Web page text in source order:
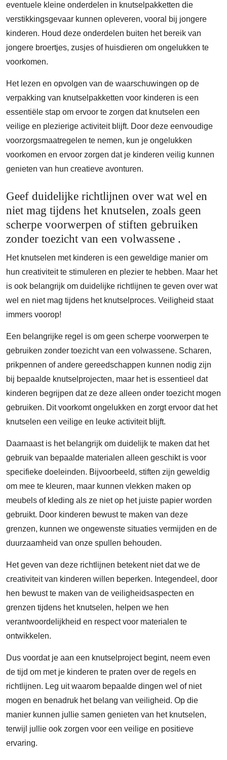
eventuele kleine onderdelen in knutselpakketten die
verstikkingsgevaar kunnen opleveren, vooral bij jongere
kinderen. Houd deze onderdelen buiten het bereik van
jongere broertjes, zusjes of huisdieren om ongelukken te
voorkomen.
Het lezen en opvolgen van de waarschuwingen op de
verpakking van knutselpakketten voor kinderen is een
essentiële stap om ervoor te zorgen dat knutselen een
veilige en plezierige activiteit blijft. Door deze eenvoudige
voorzorgsmaatregelen te nemen, kun je ongelukken
voorkomen en ervoor zorgen dat je kinderen veilig kunnen
genieten van hun creatieve avonturen.
Geef duidelijke richtlijnen over wat wel en
niet mag tijdens het knutselen, zoals geen
scherpe voorwerpen of stiften gebruiken
zonder toezicht van een volwassene .
Het knutselen met kinderen is een geweldige manier om
hun creativiteit te stimuleren en plezier te hebben. Maar het
is ook belangrijk om duidelijke richtlijnen te geven over wat
wel en niet mag tijdens het knutselproces. Veiligheid staat
immers voorop!
Een belangrijke regel is om geen scherpe voorwerpen te
gebruiken zonder toezicht van een volwassene. Scharen,
prikpennen of andere gereedschappen kunnen nodig zijn
bij bepaalde knutselprojecten, maar het is essentieel dat
kinderen begrijpen dat ze deze alleen onder toezicht mogen
gebruiken. Dit voorkomt ongelukken en zorgt ervoor dat het
knutselen een veilige en leuke activiteit blijft.
Daarnaast is het belangrijk om duidelijk te maken dat het
gebruik van bepaalde materialen alleen geschikt is voor
specifieke doeleinden. Bijvoorbeeld, stiften zijn geweldig
om mee te kleuren, maar kunnen vlekken maken op
meubels of kleding als ze niet op het juiste papier worden
gebruikt. Door kinderen bewust te maken van deze
grenzen, kunnen we ongewenste situaties vermijden en de
duurzaamheid van onze spullen behouden.
Het geven van deze richtlijnen betekent niet dat we de
creativiteit van kinderen willen beperken. Integendeel, door
hen bewust te maken van de veiligheidsaspecten en
grenzen tijdens het knutselen, helpen we hen
verantwoordelijkheid en respect voor materialen te
ontwikkelen.
Dus voordat je aan een knutselproject begint, neem even
de tijd om met je kinderen te praten over de regels en
richtlijnen. Leg uit waarom bepaalde dingen wel of niet
mogen en benadruk het belang van veiligheid. Op die
manier kunnen jullie samen genieten van het knutselen,
terwijl jullie ook zorgen voor een veilige en positieve
ervaring.